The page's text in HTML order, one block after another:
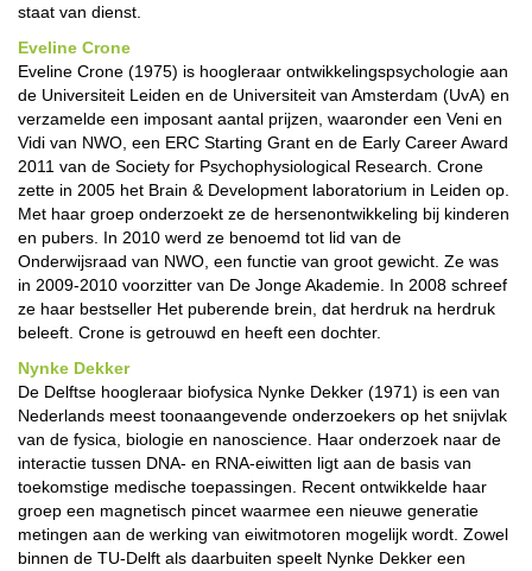
staat van dienst.
Eveline Crone
Eveline Crone (1975) is hoogleraar ontwikkelingspsychologie aan
de Universiteit Leiden en de Universiteit van Amsterdam (UvA) en
verzamelde een imposant aantal prijzen, waaronder een Veni en
Vidi van NWO, een ERC Starting Grant en de Early Career Award
2011 van de Society for Psychophysiological Research. Crone
zette in 2005 het Brain & Development laboratorium in Leiden op.
Met haar groep onderzoekt ze de hersenontwikkeling bij kinderen
en pubers. In 2010 werd ze benoemd tot lid van de
Onderwijsraad van NWO, een functie van groot gewicht. Ze was
in 2009-2010 voorzitter van De Jonge Akademie. In 2008 schreef
ze haar bestseller Het puberende brein, dat herdruk na herdruk
beleeft. Crone is getrouwd en heeft een dochter.
Nynke Dekker
De Delftse hoogleraar biofysica Nynke Dekker (1971) is een van
Nederlands meest toonaangevende onderzoekers op het snijvlak
van de fysica, biologie en nanoscience. Haar onderzoek naar de
interactie tussen DNA- en RNA-eiwitten ligt aan de basis van
toekomstige medische toepassingen. Recent ontwikkelde haar
groep een magnetisch pincet waarmee een nieuwe generatie
metingen aan de werking van eiwitmotoren mogelijk wordt. Zowel
binnen de TU-Delft als daarbuiten speelt Nynke Dekker een